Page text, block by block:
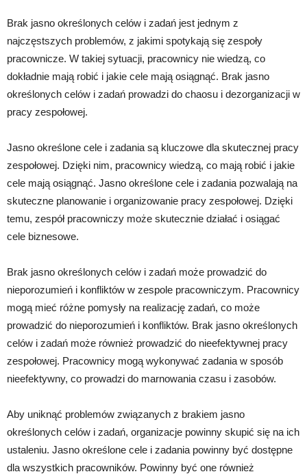
Brak jasno określonych celów i zadań jest jednym z
najczęstszych problemów, z jakimi spotykają się zespoły
pracownicze. W takiej sytuacji, pracownicy nie wiedzą, co
dokładnie mają robić i jakie cele mają osiągnąć. Brak jasno
określonych celów i zadań prowadzi do chaosu i dezorganizacji w
pracy zespołowej.
Jasno określone cele i zadania są kluczowe dla skutecznej pracy
zespołowej. Dzięki nim, pracownicy wiedzą, co mają robić i jakie
cele mają osiągnąć. Jasno określone cele i zadania pozwalają na
skuteczne planowanie i organizowanie pracy zespołowej. Dzięki
temu, zespół pracowniczy może skutecznie działać i osiągać
cele biznesowe.
Brak jasno określonych celów i zadań może prowadzić do
nieporozumień i konfliktów w zespole pracowniczym. Pracownicy
mogą mieć różne pomysły na realizację zadań, co może
prowadzić do nieporozumień i konfliktów. Brak jasno określonych
celów i zadań może również prowadzić do nieefektywnej pracy
zespołowej. Pracownicy mogą wykonywać zadania w sposób
nieefektywny, co prowadzi do marnowania czasu i zasobów.
Aby uniknąć problemów związanych z brakiem jasno
określonych celów i zadań, organizacje powinny skupić się na ich
ustaleniu. Jasno określone cele i zadania powinny być dostępne
dla wszystkich pracowników. Powinny być one również